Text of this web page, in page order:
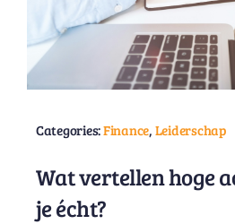
Categories:Finance, Leiderschap
Wat vertellen hoge
je écht?